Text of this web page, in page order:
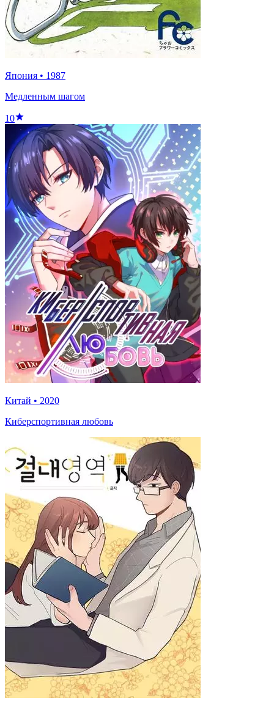
Япония • 1987
Медленным шагом
10
Китай • 2020
Киберспортивная любовь